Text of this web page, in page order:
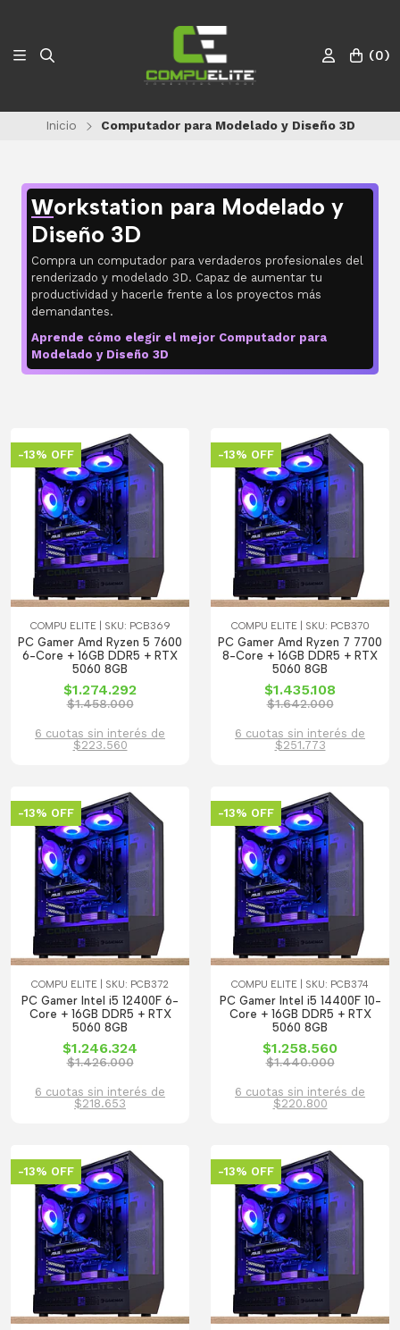
(0)
Inicio Computador para Modelado y Diseño 3D
Workstation para Modelado y
Diseño 3D
Compra un computador para verdaderos profesionales del
renderizado y modelado 3D. Capaz de aumentar tu
productividad y hacerle frente a los proyectos más
demandantes.
Aprende cómo elegir el mejor Computador para
Modelado y Diseño 3D
-13% OFF
COMPU ELITE | SKU: PCB369
PC Gamer Amd Ryzen 5 7600
6-Core + 16GB DDR5 + RTX
5060 8GB
$1.274.292
$1.458.000
6 cuotas sin interés de
$223.560
-13% OFF
COMPU ELITE | SKU: PCB370
PC Gamer Amd Ryzen 7 7700
8-Core + 16GB DDR5 + RTX
5060 8GB
$1.435.108
$1.642.000
6 cuotas sin interés de
$251.773
-13% OFF
COMPU ELITE | SKU: PCB372
PC Gamer Intel i5 12400F 6-
Core + 16GB DDR5 + RTX
5060 8GB
$1.246.324
$1.426.000
6 cuotas sin interés de
$218.653
-13% OFF
COMPU ELITE | SKU: PCB374
PC Gamer Intel i5 14400F 10-
Core + 16GB DDR5 + RTX
5060 8GB
$1.258.560
$1.440.000
6 cuotas sin interés de
$220.800
-13% OFF -13% OFF